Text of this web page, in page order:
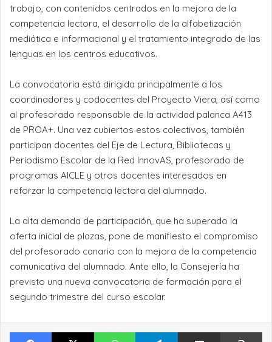
trabajo, con contenidos centrados en la mejora de la
competencia lectora, el desarrollo de la alfabetización
mediática e informacional y el tratamiento integrado de las
lenguas en los centros educativos.
La convocatoria está dirigida principalmente a los
coordinadores y codocentes del Proyecto Viera, así como
al profesorado responsable de la actividad palanca A413
de PROA+. Una vez cubiertos estos colectivos, también
participan docentes del Eje de Lectura, Bibliotecas y
Periodismo Escolar de la Red InnovAS, profesorado de
programas AICLE y otros docentes interesados en
reforzar la competencia lectora del alumnado.
La alta demanda de participación, que ha superado la
oferta inicial de plazas, pone de manifiesto el compromiso
del profesorado canario con la mejora de la competencia
comunicativa del alumnado. Ante ello, la Consejería ha
previsto una nueva convocatoria de formación para el
segundo trimestre del curso escolar.
Facebook X WhatsApp Telegram Compartir por Email